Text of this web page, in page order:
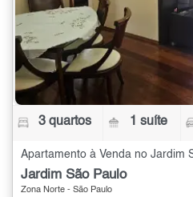
3 quartos 1 suíte
Jardim São Paulo
Zona Norte - São Paulo